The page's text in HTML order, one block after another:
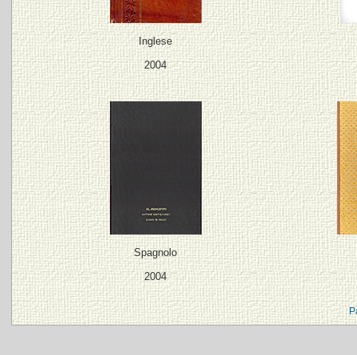
Inglese
2004
Spagnolo
2004